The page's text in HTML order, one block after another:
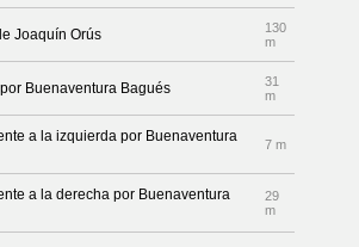
Joaquín Orús
130
m
Buenaventura Bagués
31
m
a la izquierda por Buenaventura
7 m
a la derecha por Buenaventura
29
m